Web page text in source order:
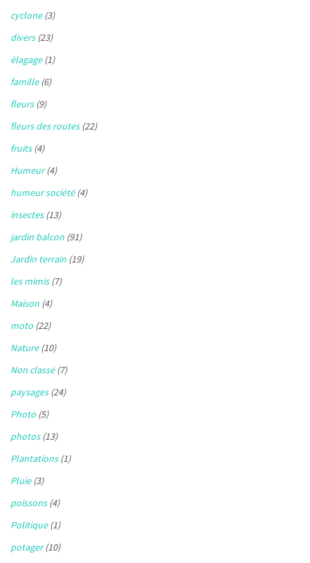
cyclone(3)
divers(23)
élagage(1)
famille(6)
fleurs(9)
fleurs des routes(22)
fruits(4)
Humeur(4)
humeur société(4)
insectes(13)
jardin balcon (91)
Jardin terrain (19)
les mimis(7)
Maison (4)
moto (22)
Nature(10)
Non classé(7)
paysages(24)
Photo (5)
photos(13)
Plantations(1)
Pluie(3)
poissons(4)
Politique(1)
potager(10)